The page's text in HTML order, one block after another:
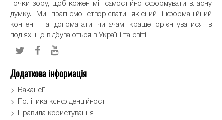
точки зору, щоб кожен міг самостійно сформувати власну
думку. Ми прагнемо створювати якісний інформаційний
контент та допомагати читачам краще орієнтуватися в
подіях, що відбуваються в Україні та світі.
Додаткова інформація
Вакансії
Політика конфіденційності
Правила користування